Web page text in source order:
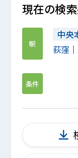
現在の検
駅
中央
荻窪
条件